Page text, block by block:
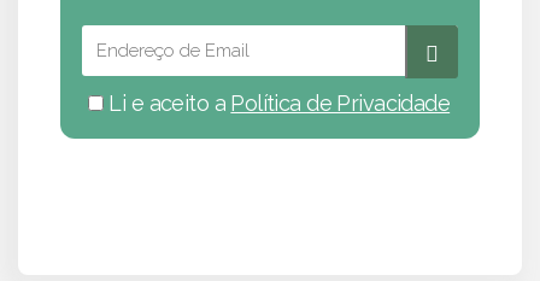
Li e aceito a Política de Privacidade